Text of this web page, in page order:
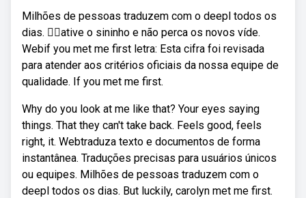
Milhões de pessoas traduzem com o deepl todos os
dias. 👍🏻ative o sininho e não perca os novos víde.
Webif you met me first letra: Esta cifra foi revisada
para atender aos critérios oficiais da nossa equipe de
qualidade. If you met me first.
Why do you look at me like that? Your eyes saying
things. That they can't take back. Feels good, feels
right, it. Webtraduza texto e documentos de forma
instantânea. Traduções precisas para usuários únicos
ou equipes. Milhões de pessoas traduzem com o
deepl todos os dias. But luckily, carolyn met me first.